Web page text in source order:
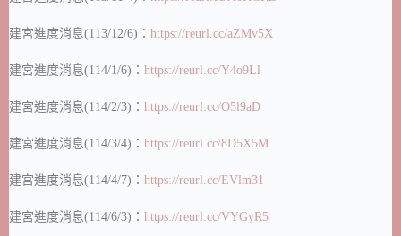
建宮進度消息(113/12/6)： https://reurl.cc/aZMv5X
建宮進度消息(114/1/6)： https://reurl.cc/Y4o9Ll
建宮進度消息(114/2/3)： https://reurl.cc/O5l9aD
建宮進度消息(114/3/4)： https://reurl.cc/8D5X5M
建宮進度消息(114/4/7)： https://reurl.cc/EVlm31
建宮進度消息(114/6/3)： https://reurl.cc/VYGyR5